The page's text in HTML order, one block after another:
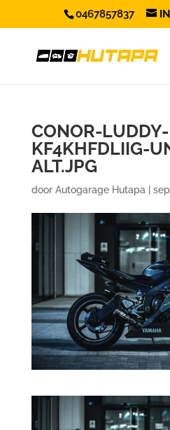
0467857837
CONOR-LUDDY-
KF4KHFDLIIG-
ALT.JPG
door Autogarage Hutapa